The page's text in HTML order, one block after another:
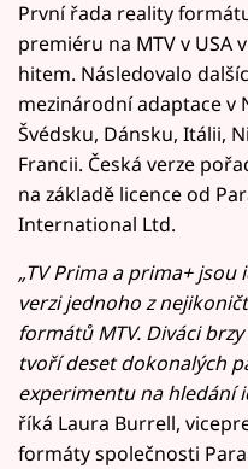
První řada reality
premiéru na MTV v USA
hitem. Následovalo
mezinárodní adaptace v
Švédsku, Dánsku, Itálii,
Francii. Česká verze
na základě licence od
International Ltd.
„TV Prima a prima+
verzi jednoho z
formátů MTV. Diváci
tvoří deset dokonalých
experimentu na hledání
říká Laura Burrell,
formáty společnosti